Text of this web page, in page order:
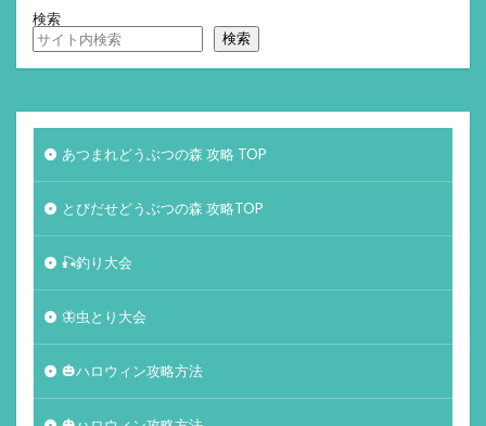
検索
検索
あつまれどうぶつの森 攻略 TOP
とびだせどうぶつの森 攻略TOP
🎣釣り大会
🦋虫とり大会
🎃ハロウィン攻略方法